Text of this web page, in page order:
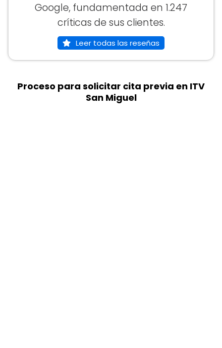
Google, fundamentada en 1.247
críticas de sus clientes.
Leer todas las reseñas
Proceso para solicitar cita previa en ITV
San Miguel